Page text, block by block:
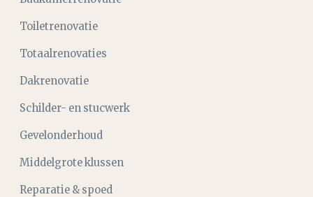
Toiletrenovatie
Totaalrenovaties
Dakrenovatie
Schilder- en stucwerk
Gevelonderhoud
Middelgrote klussen
Reparatie & spoed